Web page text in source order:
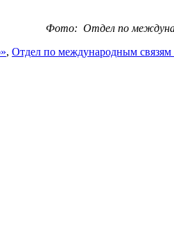
Фото: Отдел по
, Отдел по международным